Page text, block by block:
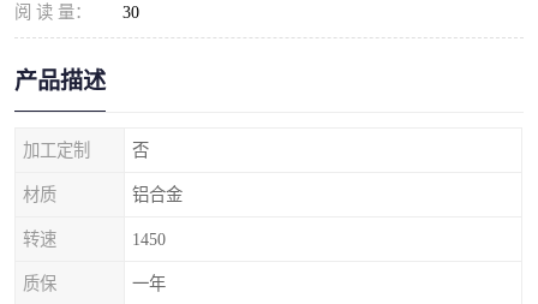
阅 读 量： 30
产品描述
加工定制 否
材质 铝合金
转速 1450
质保 一年